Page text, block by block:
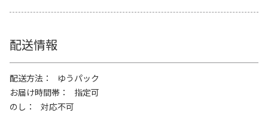
配送情報
配送方法
ゆうパック
お届け時間帯
指定可
のし
対応不可